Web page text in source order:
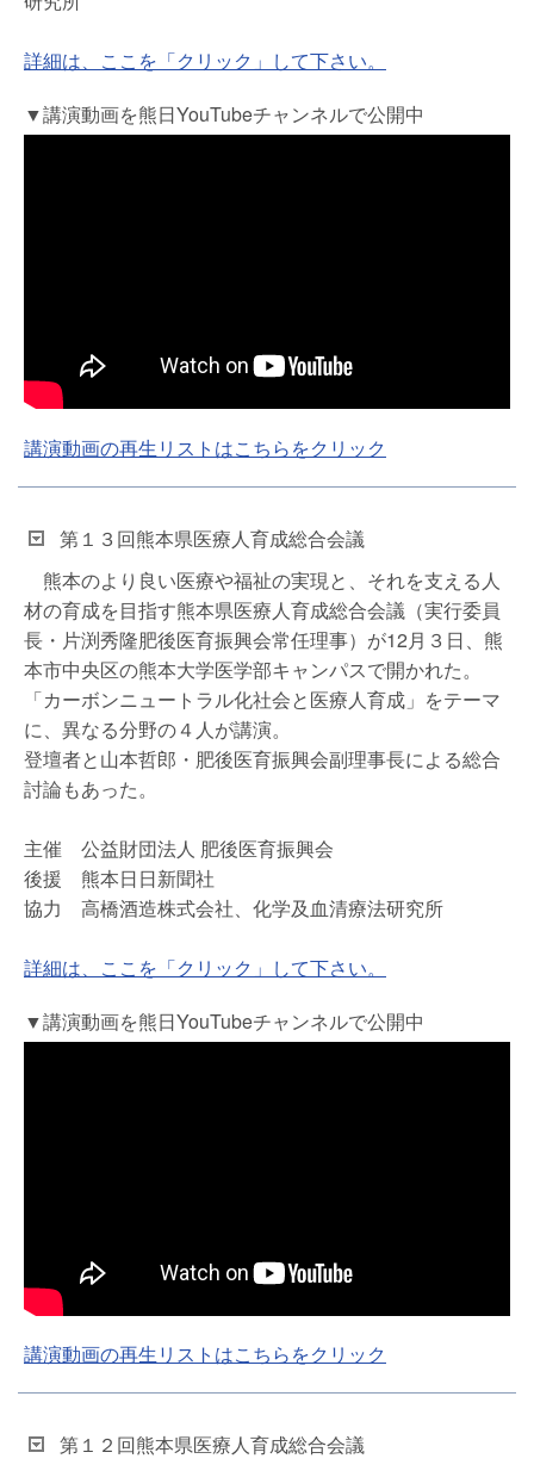
詳細は、ここを「クリック」して下さい。
▼講演動画を熊日YouTubeチャンネルで公開中
講演動画の再生リストはこちらをクリック
第１３回熊本県医療人育成総合会議
熊本のより良い医療や福祉の実現と、それを支える人
材の育成を目指す熊本県医療人育成総合会議（実行委員
長・片渕秀隆肥後医育振興会常任理事）が12月３日、熊
本市中央区の熊本大学医学部キャンパスで開かれた。
「カーボンニュートラル化社会と医療人育成」をテーマ
に、異なる分野の４人が講演。
登壇者と山本哲郎・肥後医育振興会副理事長による総合
討論もあった。
主催 公益財団法人 肥後医育振興会
後援 熊本日日新聞社
協力 高橋酒造株式会社、化学及血清療法研究所
詳細は、ここを「クリック」して下さい。
▼講演動画を熊日YouTubeチャンネルで公開中
講演動画の再生リストはこちらをクリック
第１２回熊本県医療人育成総合会議